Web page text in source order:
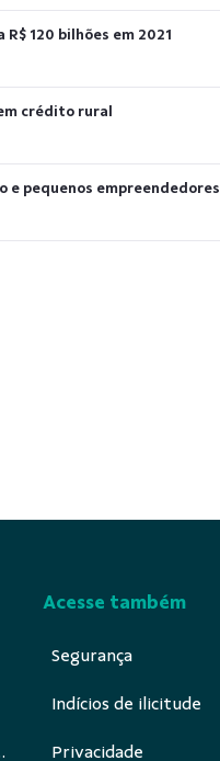
120 bilhões em 2021
crédito rural
e pequenos
Acesse também
Segurança
Indícios de ilicitude
Privacidade